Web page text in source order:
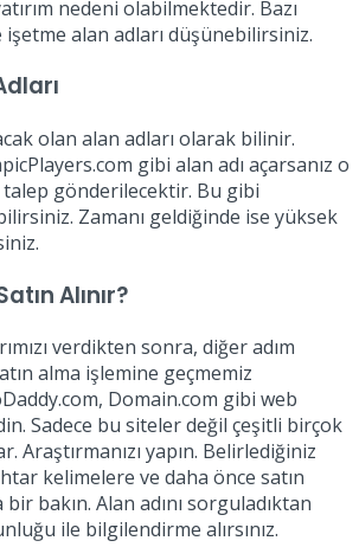
nedeni olabilmektedir. Bazı
alan adları düşünebilirsiniz.
olan alan adları olarak bilinir.
gibi alan adı açarsanız o
talep gönderilecektir. Bu gibi
Zamanı geldiğinde ise yüksek
Alınır?
verdikten sonra, diğer adım
alma işlemine geçmemiz
Domain.com gibi web
Sadece bu siteler değil çeşitli birçok
Araştırmanızı yapın. Belirlediğiniz
kelimelere ve daha önce satın
bir bakın. Alan adını sorguladıktan
ile bilgilendirme alırsınız.